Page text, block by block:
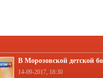
В Морозовской детской
корпус
14-09-2017, 18:30